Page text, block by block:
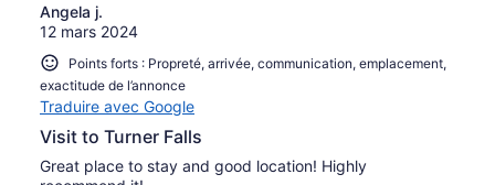
Angela j.
12 mars 2024
Points forts : Propreté, arrivée, communication, emplacement,
exactitude de l’annonce
Traduire avec Google
Visit to Turner Falls
Great place to stay and good location! Highly